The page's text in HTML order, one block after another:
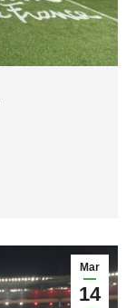
Mar
14